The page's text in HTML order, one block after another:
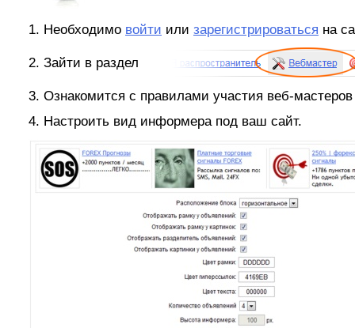
1. Необходимо войти или зарегистрироваться на
2. Зайти в раздел
3. Ознакомится с правилами участия веб-
4. Настроить вид информера под ваш сайт.